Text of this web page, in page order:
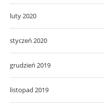
luty 2020
styczeń 2020
grudzień 2019
listopad 2019